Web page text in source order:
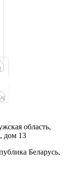
область,
дом 13
Беларусь,